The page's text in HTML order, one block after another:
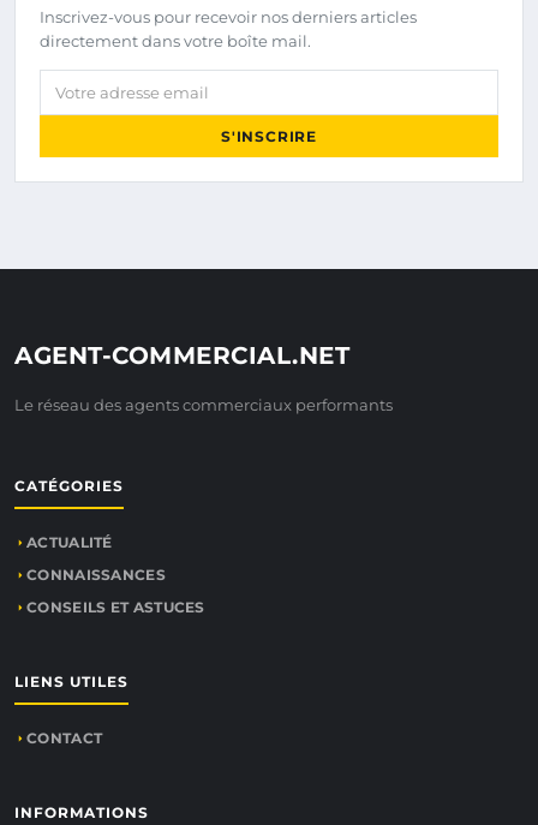
Inscrivez-vous pour recevoir nos derniers articles
directement dans votre boîte mail.
Votre adresse email
S'INSCRIRE
AGENT-COMMERCIAL.NET
Le réseau des agents commerciaux performants
CATÉGORIES
ACTUALITÉ
CONNAISSANCES
CONSEILS ET ASTUCES
LIENS UTILES
CONTACT
INFORMATIONS